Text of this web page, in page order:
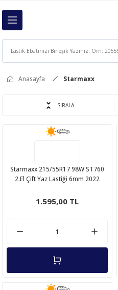
Anasayfa Starmaxx
SIRALA
Starmaxx 215/55R17 98W ST760
2.El Çift Yaz Lastiği 6mm 2022
1.595,00 TL